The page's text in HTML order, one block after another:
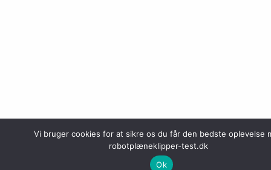
Vi bruger cookies for at sikre os du får den bedste oplevelse
robotplæneklipper-test.dk
Ok